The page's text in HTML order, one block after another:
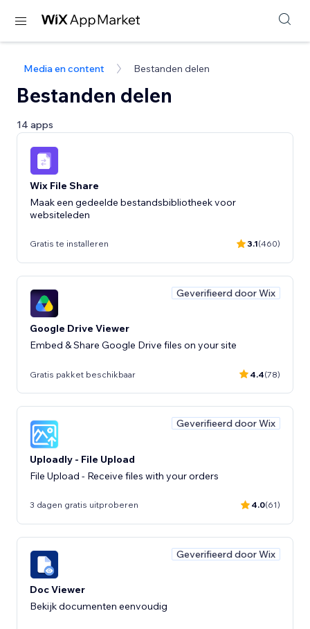
Media en content Bestanden delen
Bestanden delen
14 apps
Wix File Share
Maak een gedeelde bestandsbibliotheek voor
websiteleden
Gratis te installeren 3.1(460)
Geverifieerd door Wix
Google Drive Viewer
Embed & Share Google Drive files on your site
Gratis pakket beschikbaar 4.4(78)
Geverifieerd door Wix
Uploadly - File Upload
File Upload - Receive files with your orders
3 dagen gratis uitproberen 4.0(61)
Geverifieerd door Wix
Doc Viewer
Bekijk documenten eenvoudig